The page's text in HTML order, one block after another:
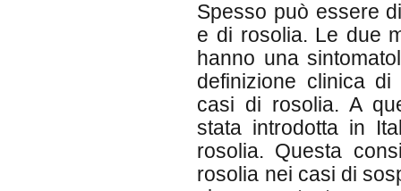
Spesso può essere
e di rosolia. Le due
hanno una
definizione clinica
casi di rosolia. A
stata introdotta in
rosolia. Questa
rosolia nei casi di